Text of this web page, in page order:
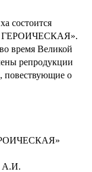
состоится
ГЕРОИЧЕСКАЯ».
время Великой
репродукции
повествующие о
А.И.